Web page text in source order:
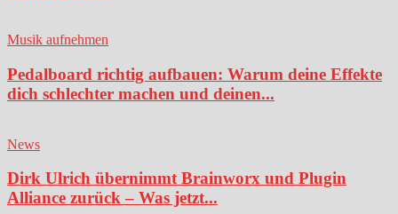
Musik aufnehmen
Pedalboard richtig aufbauen: Warum deine Effekte
dich schlechter machen und deinen...
News
Dirk Ulrich übernimmt Brainworx und Plugin
Alliance zurück – Was jetzt...